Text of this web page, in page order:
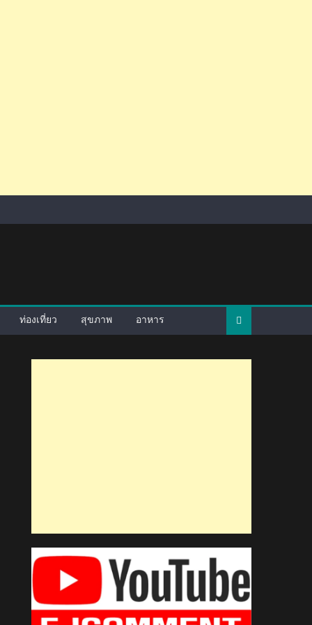
ท่องเที่ยว สุขภาพ อาหาร